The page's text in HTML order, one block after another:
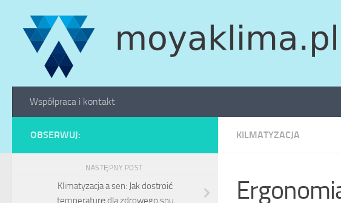
Skip to content
Współpraca i kontakt
KILMATYZACJA
OBSERWUJ:
NASTĘPNY POST
Klimatyzacja a sen: Jak dostroić
temperaturę dla zdrowego snu